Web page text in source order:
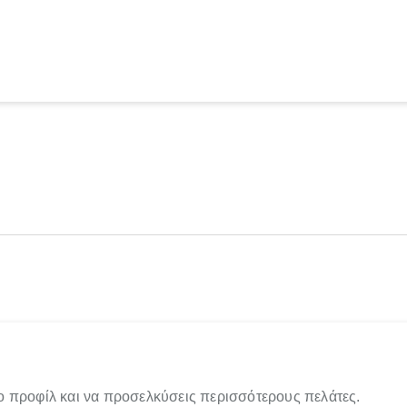
και να προσελκύσεις περισσότερους πελάτες.